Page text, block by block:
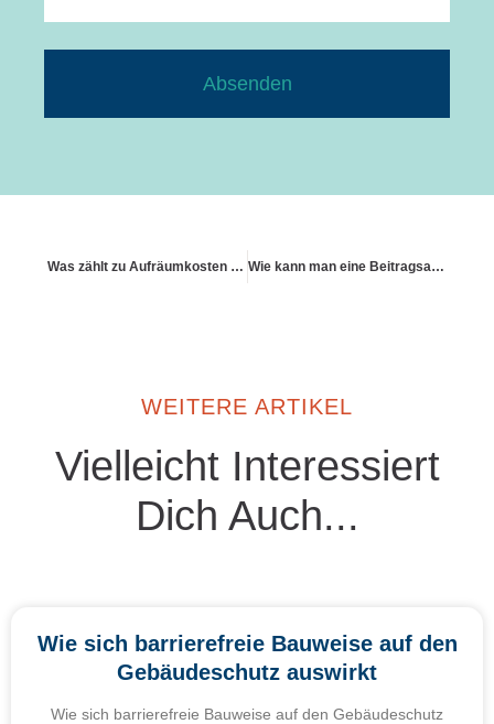
Absenden
Was zählt zu Aufräumkosten und wer übernimmt sie Wie kann man eine Beitragsanpassung widersprechen?
WEITERE ARTIKEL
Vielleicht Interessiert
Dich Auch...
Wie sich barrierefreie Bauweise auf den
Gebäudeschutz auswirkt
Wie sich barrierefreie Bauweise auf den Gebäudeschutz